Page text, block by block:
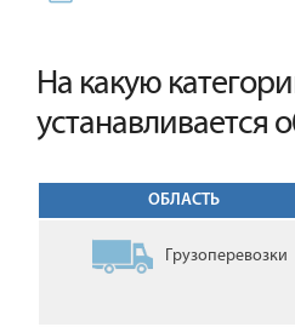
На какую
устанавливается
ОБЛАСТЬ
Грузоперевозки